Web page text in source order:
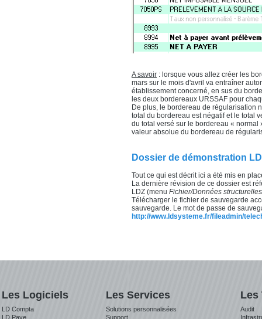
A savoir : lorsque vous allez créer les
mars sur le mois d'avril va entraîner
établissement concerné, en sus du
les deux bordereaux URSSAF pour
De plus, le bordereau de régularisation
total du bordereau est négatif et le total
du total versé sur le bordereau «
valeur absolue du bordereau de
Dossier de démonstration
Tout ce qui est décrit ici a été mis en
La dernière révision de ce dossier est
LDZ (menu Fichier/Données
Télécharger le fichier de sauvegarde
sauvegarde. Le mot de passe de
http://www.ldsysteme.fr/fileadmin/
Les Logiciels
LD Compta
LD Paye
Les Services
Solutions personnalisées
Support
Les
Audit